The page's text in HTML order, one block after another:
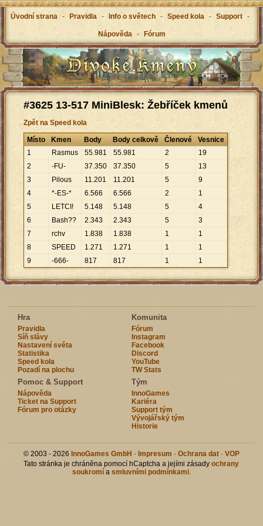
Úvodní strana - Pravidla - Info o světech - Speed kola - Support -
Nápověda - Fórum
#3625 13-517 MiniBlesk: Žebříček kmenů
Zpět na Speed kola
Místo Kmen Body Body celkově Členové
Vesnice
1
Rasmus 55.981 55.981 2
19
2
-FU- 37.350 37.350 5
13
3
Pilous 11.201 11.201 5
9
4
*-ES-* 6.566 6.566 2
1
5
LETCI! 5.148 5.148 5
4
6
Bash?? 2.343 2.343 5
3
7
rchv 1.838 1.838 1
1
8
SPEED 1.271 1.271 1
1
9
-666- 817 817 1 1
Hra
Pravidla
Síň slávy
Nastavení světa
Statistika
Speed kola
Pozadí na plochu
Komunita
Fórum
Instagram
Facebook
Discord
YouTube
TW Stats
Pomoc & Support
Nápověda
Ticket na Support
Fórum pro otázky
Tým
InnoGames
Kariéra
Support tým
Vývojářský tým
Historie
© 2003 - 2026 InnoGames GmbH · Impresum · Ochrana dat · VOP
Tato stránka je chráněna pomocí hCaptcha a jejími zásadyochrany
soukromía smluvními podmínkami.